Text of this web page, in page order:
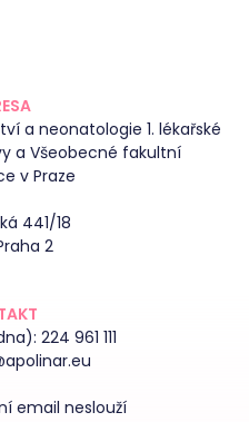
a neonatologie 1. lékařské
a Všeobecné fakultní
v Praze
441/18
2
224 961 111
email neslouží